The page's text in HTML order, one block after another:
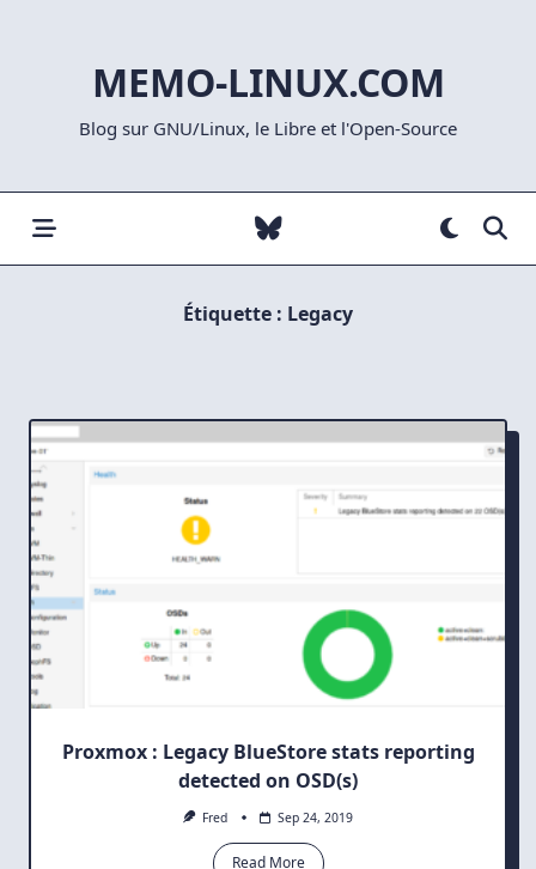
MEMO-LINUX.COM
Blog sur GNU/Linux, le Libre et l'Open-Source
Étiquette : Legacy
Proxmox : Legacy BlueStore stats reporting
detected on OSD(s)
Fred Sep 24, 2019
Read More